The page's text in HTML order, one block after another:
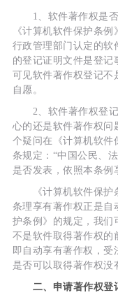
1、软件著作权是否
《计算机软件保护条
行政管理部门认定的软
的登记证明文件是登记
可见软件著作权登记不
自愿。
2、软件著作权登记
心的还是软件著作权问
个疑问在《计算机软件
条规定：“中国公民、
是否发表，依照本条例
《计算机软件保护条
条理享有著作权正是自
护条例》的规定，我们
不是软件取得著作权的
即自动享有著作权，
是否可以取得著作权没
二、申请著作权登记